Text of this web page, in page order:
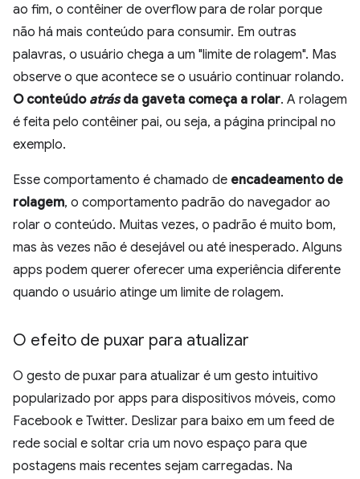
ao fim, o contêiner de overflow para de rolar porque
não há mais conteúdo para consumir. Em outras
palavras, o usuário chega a um "limite de rolagem". Mas
observe o que acontece se o usuário continuar rolando.
O conteúdo atrásda gaveta começa a rolar. A rolagem
é feita pelo contêiner pai, ou seja, a página principal no
exemplo.
Esse comportamento é chamado de encadeamento de
rolagem, o comportamento padrão do navegador ao
rolar o conteúdo. Muitas vezes, o padrão é muito bom,
mas às vezes não é desejável ou até inesperado. Alguns
apps podem querer oferecer uma experiência diferente
quando o usuário atinge um limite de rolagem.
O efeito de puxar para atualizar
O gesto de puxar para atualizar é um gesto intuitivo
popularizado por apps para dispositivos móveis, como
Facebook e Twitter. Deslizar para baixo em um feed de
rede social e soltar cria um novo espaço para que
postagens mais recentes sejam carregadas. Na